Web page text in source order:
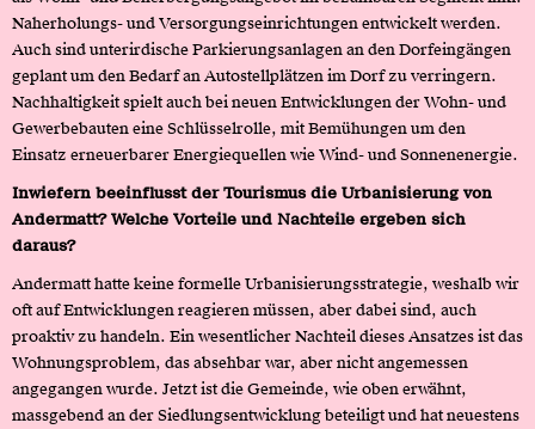
Naherholungs- und Versorgungseinrichtungen entwickelt werden.
Auch sind unterirdische Parkierungsanlagen an den Dorfeingängen
geplant um den Bedarf an Autostellplätzen im Dorf zu verringern.
Nachhaltigkeit spielt auch bei neuen Entwicklungen der Wohn- und
Gewerbebauten eine Schlüsselrolle, mit Bemühungen um den
Einsatz erneuerbarer Energiequellen wie Wind- und Sonnenenergie.
Inwiefern beeinflusst der Tourismus die Urbanisierung von
Andermatt? Welche Vorteile und Nachteile ergeben sich
daraus?
Andermatt hatte keine formelle Urbanisierungsstrategie, weshalb wir
oft auf Entwicklungen reagieren müssen, aber dabei sind, auch
proaktiv zu handeln. Ein wesentlicher Nachteil dieses Ansatzes ist das
Wohnungsproblem, das absehbar war, aber nicht angemessen
angegangen wurde. Jetzt ist die Gemeinde, wie oben erwähnt,
massgebend an der Siedlungsentwicklung beteiligt und hat neuestens